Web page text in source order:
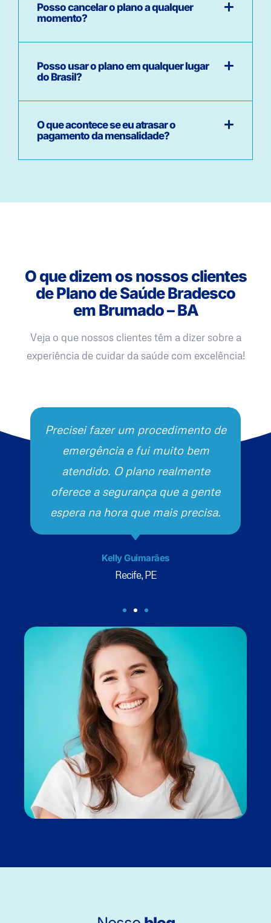
Posso cancelar o plano a qualquer
momento?
Posso usar o plano em qualquer lugar
do Brasil?
O que acontece se eu atrasar o
pagamento da mensalidade?
O que dizem os nossos clientes
de Plano de Saúde Bradesco
em Brumado – BA
Veja o que nossos clientes têm a dizer sobre a
experiência de cuidar da saúde com excelência!
Precisei fazer um procedimento de
emergência e fui muito bem
atendido. O plano realmente
oferece a segurança que a gente
espera na hora que mais precisa.
Kelly Guimarães
Recife, PE